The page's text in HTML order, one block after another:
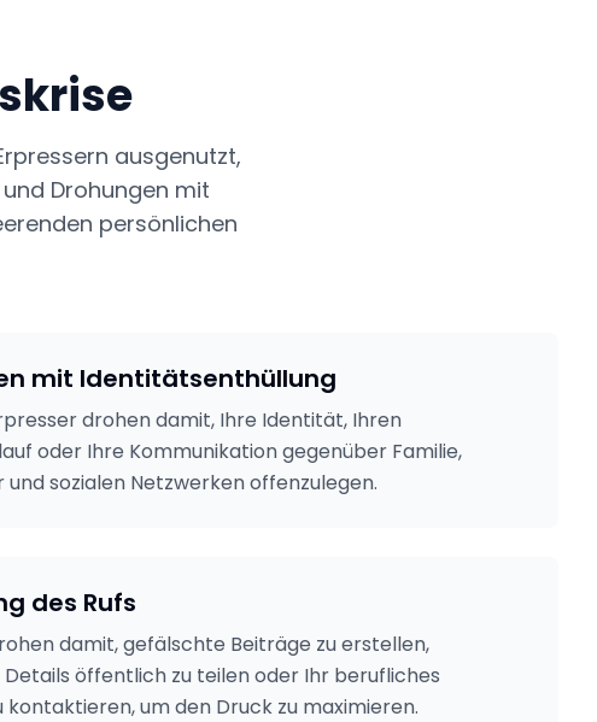
ausgenutzt,
Drohungen mit
persönlichen
mit Identitätsenthüllung
drohen damit, Ihre Identität, Ihren
oder Ihre Kommunikation gegenüber Familie,
sozialen Netzwerken offenzulegen.
des Rufs
damit, gefälschte Beiträge zu erstellen,
öffentlich zu teilen oder Ihr berufliches
kontaktieren, um den Druck zu maximieren.